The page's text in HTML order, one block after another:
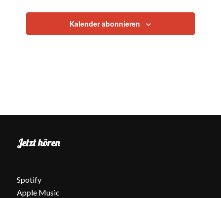
Kalender abonnieren
Jetzt hören
Spotify
Apple Music